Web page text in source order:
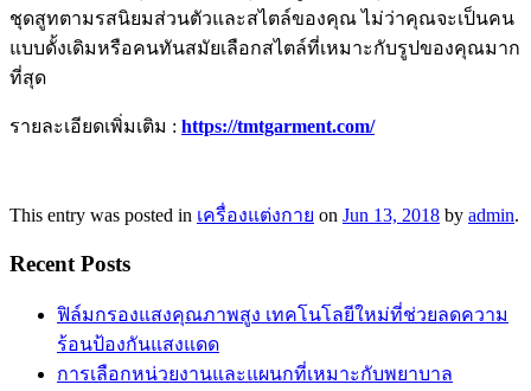
ชุดสูทตามรสนิยมส่วนตัวและสไตล์ของคุณ ไม่ว่าคุณจะเป็นคน
แบบดั้งเดิมหรือคนทันสมัยเลือกสไตล์ที่เหมาะกับรูปของคุณมาก
ที่สุด
รายละเอียดเพิ่มเติม : https://tmtgarment.com/
This entry was posted in เครื่องแต่งกาย on Jun 13, 2018 by admin.
Recent Posts
ฟิล์มกรองแสงคุณภาพสูง เทคโนโลยีใหม่ที่ช่วยลดความ
ร้อนป้องกันแสงแดด
การเลือกหน่วยงานและแผนกที่เหมาะกับพยาบาล